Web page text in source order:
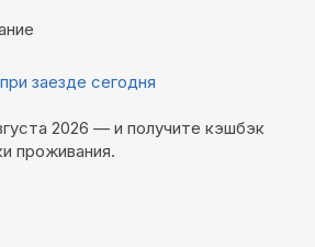
заезде сегодня
2026 — и получите кэшбэк
проживания.